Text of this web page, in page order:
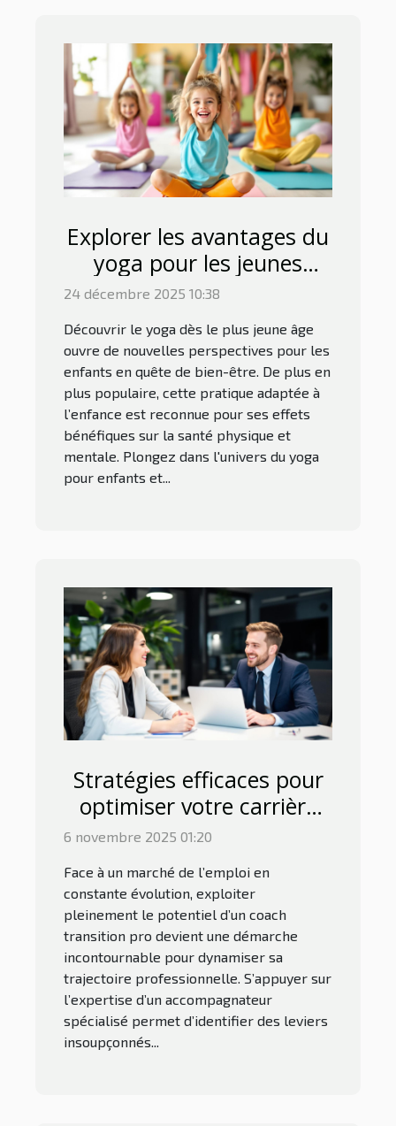
Explorer les avantages du
yoga pour les jeunes
enfants
24 décembre 2025 10:38
Découvrir le yoga dès le plus jeune âge
ouvre de nouvelles perspectives pour les
enfants en quête de bien-être. De plus en
plus populaire, cette pratique adaptée à
l’enfance est reconnue pour ses effets
bénéfiques sur la santé physique et
mentale. Plongez dans l'univers du yoga
pour enfants et...
Stratégies efficaces pour
optimiser votre carrière
avec un coach transition
6 novembre 2025 01:20
Face à un marché de l’emploi en
constante évolution, exploiter
pleinement le potentiel d’un coach
transition pro devient une démarche
incontournable pour dynamiser sa
trajectoire professionnelle. S’appuyer sur
l’expertise d’un accompagnateur
spécialisé permet d’identifier des leviers
insoupçonnés...